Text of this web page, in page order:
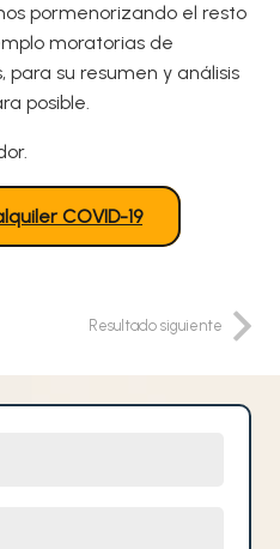
pormenorizando el resto
moratorias de
su resumen y análisis
posible.
COVID-19
Resultado siguiente